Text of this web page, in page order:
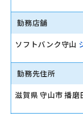
勤務店舗
ソフトバンク守山
勤務先住所
滋賀県 守山市 播